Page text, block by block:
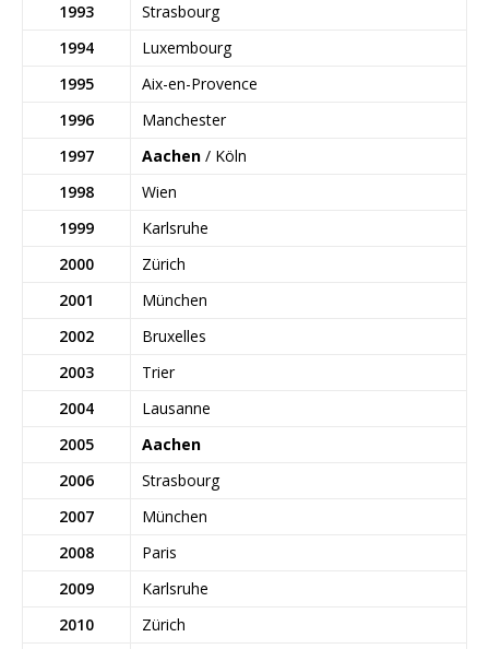
1993
Strasbourg
1994
Luxembourg
1995
Aix-en-Provence
1996
Manchester
1997
Aachen / Köln
1998
Wien
1999
Karlsruhe
2000
Zürich
2001
München
2002
Bruxelles
2003
Trier
2004
Lausanne
2005
Aachen
2006
Strasbourg
2007
München
2008
Paris
2009
Karlsruhe
2010
Zürich